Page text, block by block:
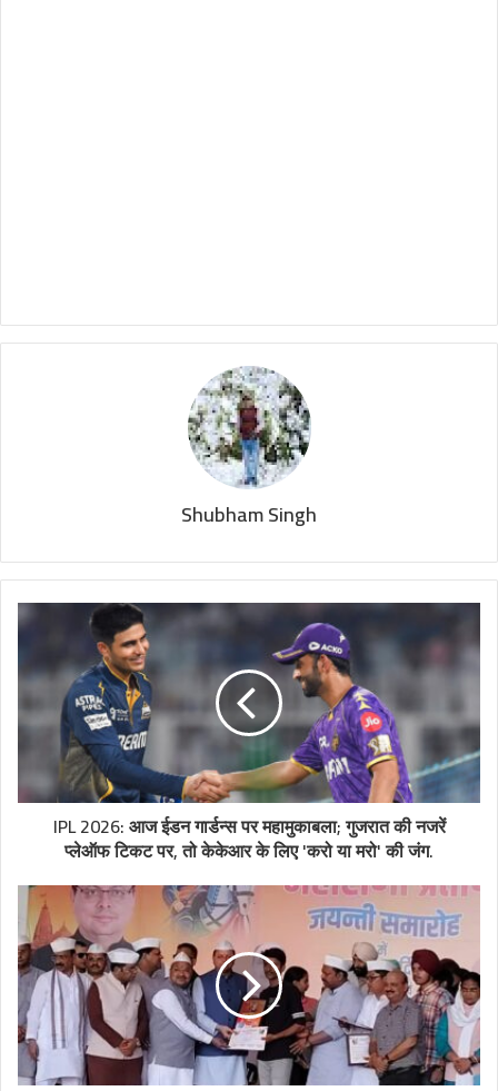
Shubham Singh
IPL 2026: आज ईडन गार्डन्स पर महामुकाबला; गुजरात की नजरें
प्लेऑफ टिकट पर, तो केकेआर के लिए 'करो या मरो' की जंग.